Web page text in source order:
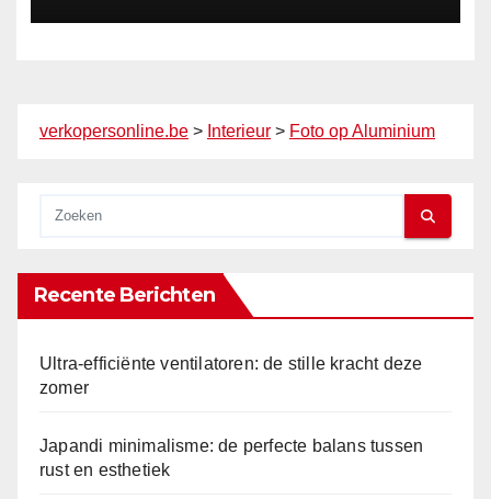
verkopersonline.be > Interieur > Foto op Aluminium
Recente Berichten
Ultra-efficiënte ventilatoren: de stille kracht deze
zomer
Japandi minimalisme: de perfecte balans tussen
rust en esthetiek